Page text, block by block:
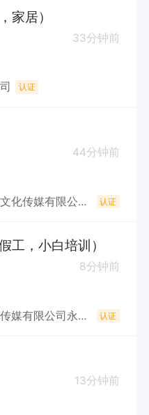
家居）
33分钟前
认证
44分钟前
芒果互娱传媒（永城市望月文化传媒有限公司） 认证
工，小白培训）
8分钟前
千禾传媒（夏邑县天美文化传媒有限公司永城第一分公司） 认证
13分钟前